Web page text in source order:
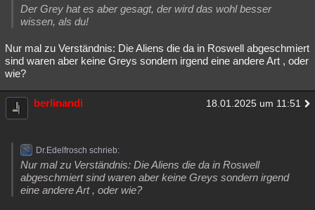
Der Grey hat es aber gesagt, der wird das wohl besser
wissen, als du!
Nur mal zu Verständnis: Die Aliens die da in Roswell abgeschmiert
sind waren aber keine Greys sondern irgend eine andere Art , oder
wie?
berlinandi 18.01.2025 um 11:51
Dr.Edelfrosch schrieb:
Nur mal zu Verständnis: Die Aliens die da in Roswell
abgeschmiert sind waren aber keine Greys sondern irgend
eine andere Art , oder wie?